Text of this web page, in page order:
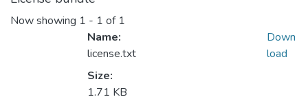
Now showing 1 - 1 of 1
Name:
license.txt
Size:
1.71 KB
Down
load